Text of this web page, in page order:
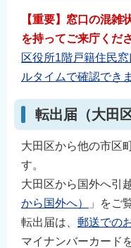
【重要】窓口の混雑
を持ってご来庁くだ
区役所1階戸籍住民
ルタイムで確認でき
転出届（大田
大田区から他の市区
す。
大田区から国外へ引
から国外へ）
」をご
転出届は、 郵送での
マイナンバーカード